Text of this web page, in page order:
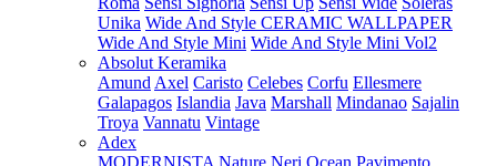
Unika Wide And Style CERAMIC WALLPAPER
Wide And Style Mini Wide And Style Mini Vol2
Absolut Keramika
Amund Axel Caristo Celebes Corfu Ellesmere
Galapagos Islandia Java Marshall Mindanao Sajalin
Troya Vannatu Vintage
Adex